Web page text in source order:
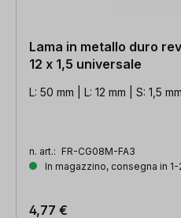
Lama in metallo duro
12 x 1,5 universale
L: 50 mm | L: 12 mm | S: 1,5 mm
n. art.: FR-CG08M-FA3
In magazzino, consegna in
4,77 €